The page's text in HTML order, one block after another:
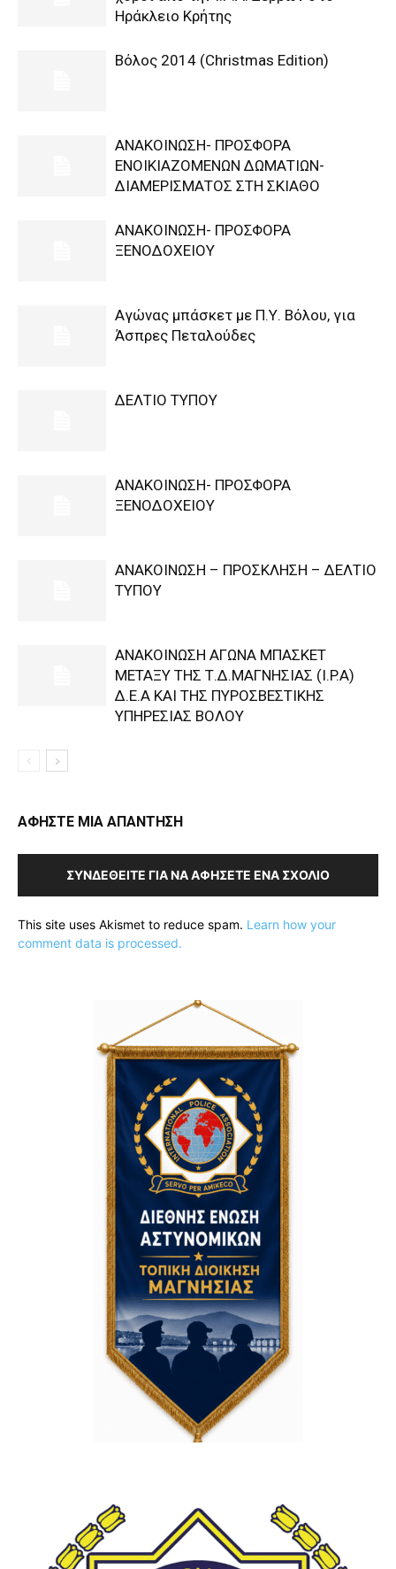
Ηράκλειο Κρήτης
Βόλος 2014 (Christmas Edition)
ΑΝΑΚΟΙΝΩΣΗ- ΠΡΟΣΦΟΡΑ
ΕΝΟΙΚΙΑΖΟΜΕΝΩΝ ΔΩΜΑΤΙΩΝ-
ΔΙΑΜΕΡΙΣΜΑΤΟΣ ΣΤΗ ΣΚΙΑΘΟ
ΑΝΑΚΟΙΝΩΣΗ- ΠΡΟΣΦΟΡΑ
ΞΕΝΟΔΟΧΕΙΟΥ
Αγώνας μπάσκετ με Π.Υ. Βόλου, για
Άσπρες Πεταλούδες
ΔΕΛΤΙΟ ΤΥΠΟΥ
ΑΝΑΚΟΙΝΩΣΗ- ΠΡΟΣΦΟΡΑ
ΞΕΝΟΔΟΧΕΙΟΥ
ΑΝΑΚΟΙΝΩΣΗ – ΠΡΟΣΚΛΗΣΗ – ΔΕΛΤΙΟ
ΤΥΠΟΥ
ΑΝΑΚΟΙΝΩΣΗ ΑΓΩΝΑ ΜΠΑΣΚΕΤ
ΜΕΤΑΞΥ ΤΗΣ Τ.Δ.ΜΑΓΝΗΣΙΑΣ (I.P.A)
Δ.Ε.Α KAI ΤΗΣ ΠΥΡΟΣΒΕΣΤΙΚΗΣ
ΥΠΗΡΕΣΙΑΣ ΒΟΛΟΥ
ΑΦΗΣΤΕ ΜΙΑ ΑΠΑΝΤΗΣΗ
ΣΥΝΔΕΘΕΊΤΕ ΓΙΑ ΝΑ ΑΦΉΣΕΤΕ ΈΝΑ ΣΧΌΛΙΟ
This site uses Akismet to reduce spam. Learn how your
comment data is processed.